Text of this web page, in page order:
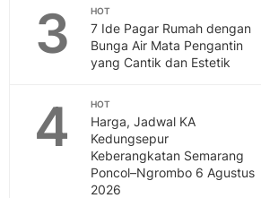
3 HOT
7 Ide Pagar Rumah dengan
Bunga Air Mata Pengantin
yang Cantik dan Estetik
4 HOT
Harga, Jadwal KA
Kedungsepur
Keberangkatan Semarang
Poncol–Ngrombo 6 Agustus
2026